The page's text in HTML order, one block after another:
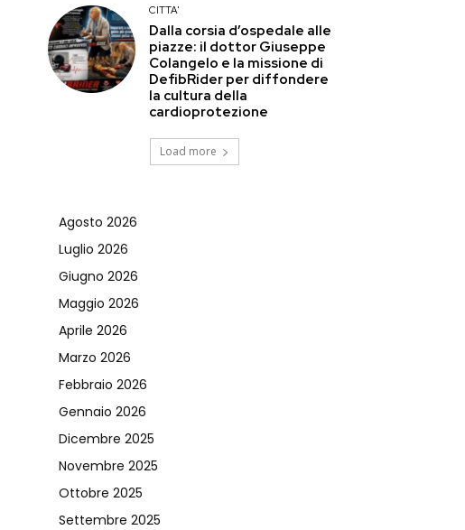
CITTA'
Dalla corsia d’ospedale alle
piazze: il dottor Giuseppe
Colangelo e la missione di
DefibRider per diffondere
la cultura della
cardioprotezione
Load more
Agosto 2026
Luglio 2026
Giugno 2026
Maggio 2026
Aprile 2026
Marzo 2026
Febbraio 2026
Gennaio 2026
Dicembre 2025
Novembre 2025
Ottobre 2025
Settembre 2025